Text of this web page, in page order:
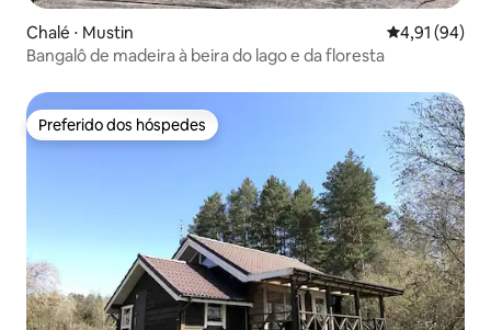
Chalé ⋅ Mustin 4,91 de uma
4,91 (94)
Bangalô de madeira à beira do lago e da floresta
Preferido dos hóspedes
Preferido dos hóspedes